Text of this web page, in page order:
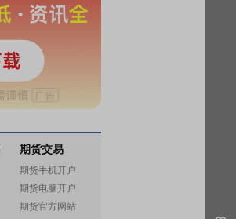
期货交易
期货手机开户
期货电脑开户
期货官方网站